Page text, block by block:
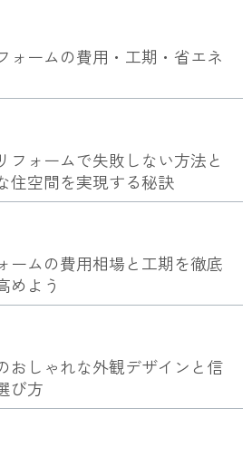
ォームの費用・工期・省エネ
フォームで失敗しない方法と
住空間を実現する秘訣
ームの費用相場と工期を徹底
めよう
おしゃれな外観デザインと信
び方